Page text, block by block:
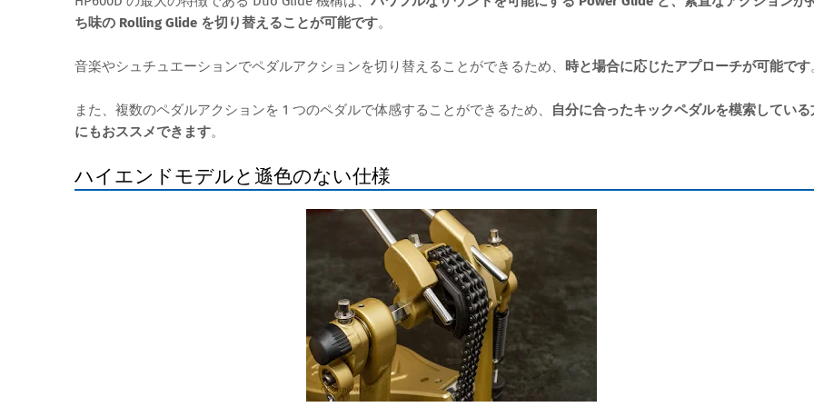
ち味の Rolling Glide を切り替えることが可能です。
音楽やシュチュエーションでペダルアクションを切り替えることができるため、 時と場合に応じたアプローチが可能です
また、複数のペダルアクションを 1 つのペダルで体感することができるため、
自分に合ったキックペダルを模索している
にもおススメできます。
ハイエンドモデルと遜色のない仕様